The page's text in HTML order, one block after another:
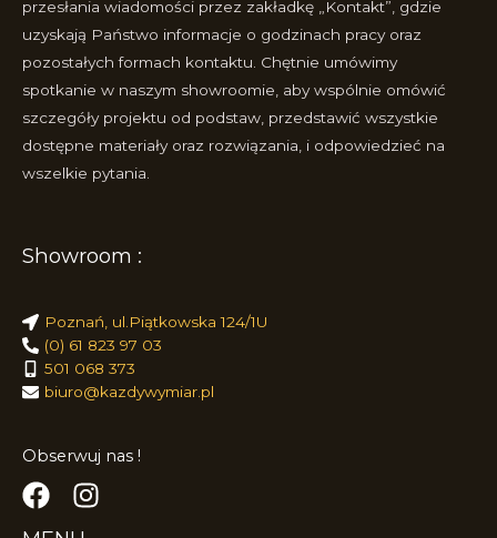
przesłania wiadomości przez zakładkę „Kontakt”, gdzie
uzyskają Państwo informacje o godzinach pracy oraz
pozostałych formach kontaktu. Chętnie umówimy
spotkanie w naszym showroomie, aby wspólnie omówić
szczegóły projektu od podstaw, przedstawić wszystkie
dostępne materiały oraz rozwiązania, i odpowiedzieć na
wszelkie pytania.
Showroom :
Poznań, ul.Piątkowska 124/1U
(0) 61 823 97 03
501 068 373
biuro@kazdywymiar.pl
Obserwuj nas !